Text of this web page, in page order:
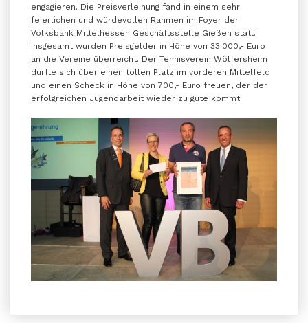
engagieren. Die Preisverleihung fand in einem sehr
feierlichen und würdevollen Rahmen im Foyer der
Volksbank Mittelhessen Geschäftsstelle Gießen statt.
Insgesamt wurden Preisgelder in Höhe von 33.000,- Euro
an die Vereine überreicht. Der Tennisverein Wölfersheim
durfte sich über einen tollen Platz im vorderen Mittelfeld
und einen Scheck in Höhe von 700,- Euro freuen, der der
erfolgreichen Jugendarbeit wieder zu gute kommt.